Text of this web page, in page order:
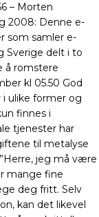
– Morten
2008: Denne e-
som samler e-
Sverige delt i to
å romstere
kl 05.50 God
i ulike former og
finnes i
tjenester har
til metalyse
jeg må være
mange fine
deg fritt. Selv
kan det likevel